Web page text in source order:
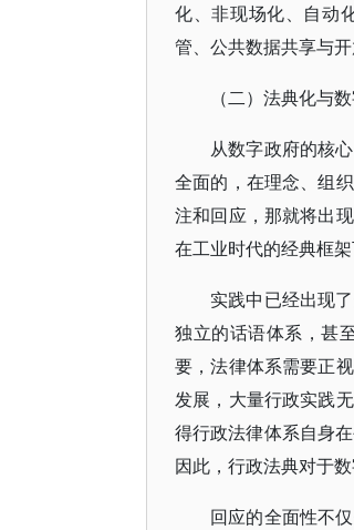
化、非现场化、自动
管、公共数据共享与
（二）法典化与
从数字政府的核
全面的，在理念、组
注和回应，那就将出
在工业时代的经典框架
实践中已经出现
独立的话语体系，甚
要，法律体系需要正
发展，大量行政实践
得行政法律体系自身
因此，行政法典对于
回应的全面性不